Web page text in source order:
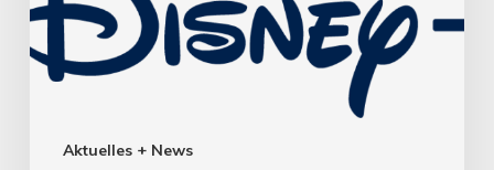
Aktuelles + News